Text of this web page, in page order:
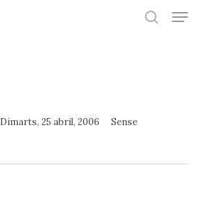
Menu
Dimarts, 25 abril, 2006
Sense